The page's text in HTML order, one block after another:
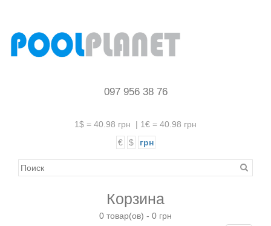
097 956 38 76
1$ = 40.98 грн | 1€ = 40.98 грн
€
$ грн
Корзина
0 товар(ов) - 0 грн